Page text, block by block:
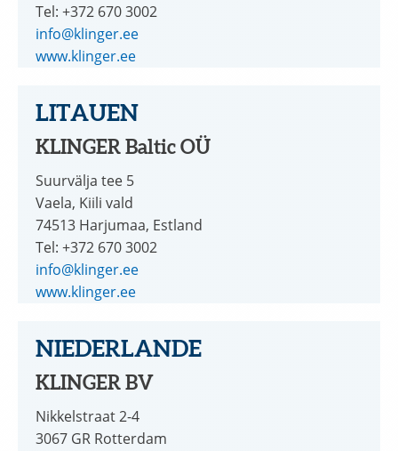
Tel: +372 670 3002
info@klinger.ee
www.klinger.ee
LITAUEN
KLINGER Baltic OÜ
Suurvälja tee 5
Vaela, Kiili vald
74513 Harjumaa, Estland
Tel: +372 670 3002
info@klinger.ee
www.klinger.ee
NIEDERLANDE
KLINGER BV
Nikkelstraat 2-4
3067 GR Rotterdam